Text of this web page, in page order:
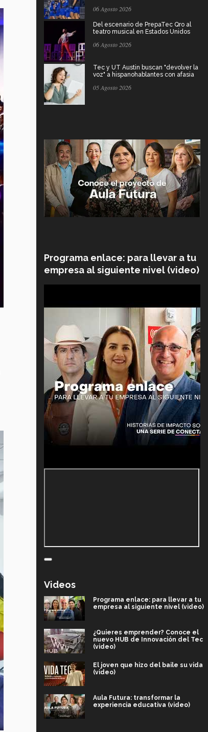
06 Agosto 2026
Del escenario de PrepaTec Qro al
teatro musical en Estados Unidos
06 Agosto 2026
Tec y UT Austin buscan "devolver la
voz" a hispanohablantes con afasia
05 Agosto 2026
Programa enlace: para llevar a tu
empresa al siguiente nivel (video)
Videos
Programa enlace: para llevar a tu
empresa al siguiente nivel (video)
¿Quieres emprender? Conoce el
nuevo HUB de Innovación del Tec
(video)
El joven que hizo del baile su vida
(video)
Aula Futura: transformar la
experiencia educativa (video)